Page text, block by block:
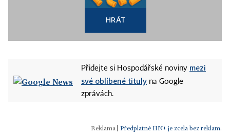
HRÁT
Přidejte si Hospodářské noviny mezi
své oblíbené tituly na Google
zprávách.
Předplatné HN+ je zcela bez reklam.